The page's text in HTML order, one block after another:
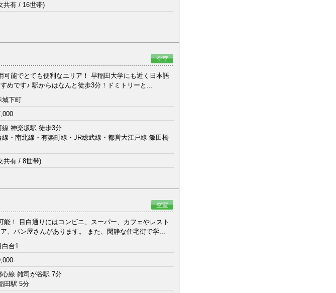
共有 / 16世帯)
空室
能でとても便利なエリア！ 早稲田大学にも近く日本語
めです♪ 駅からはなんと徒歩3分！ドミトリーと...
城下町
線 神楽坂駅 徒歩3分
線・南北線・有楽町線・JR総武線・都営大江戸線 飯田橋
共有 / 8世帯)
空室
！ 目白通りにはコンビニ、スーパー、カフェやレスト
、パン屋さんがあります。 また、閑静な住宅街で学...
白台1
心線 雑司が谷駅 7分
田駅 5分